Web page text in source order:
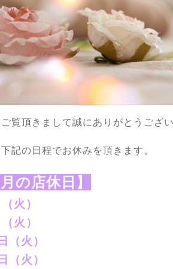
覧頂きまして誠にありがとうござい
記の日程でお休みを頂きます。
の店休日】
火）
火）
（火）
（火）